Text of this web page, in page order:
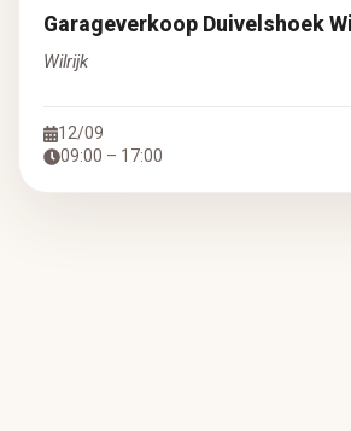
Garageverkoop Duivelshoek
Wilrijk
12/09
09:00 – 17:00